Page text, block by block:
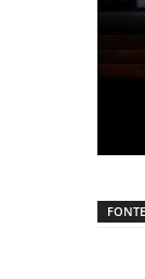
FONTE